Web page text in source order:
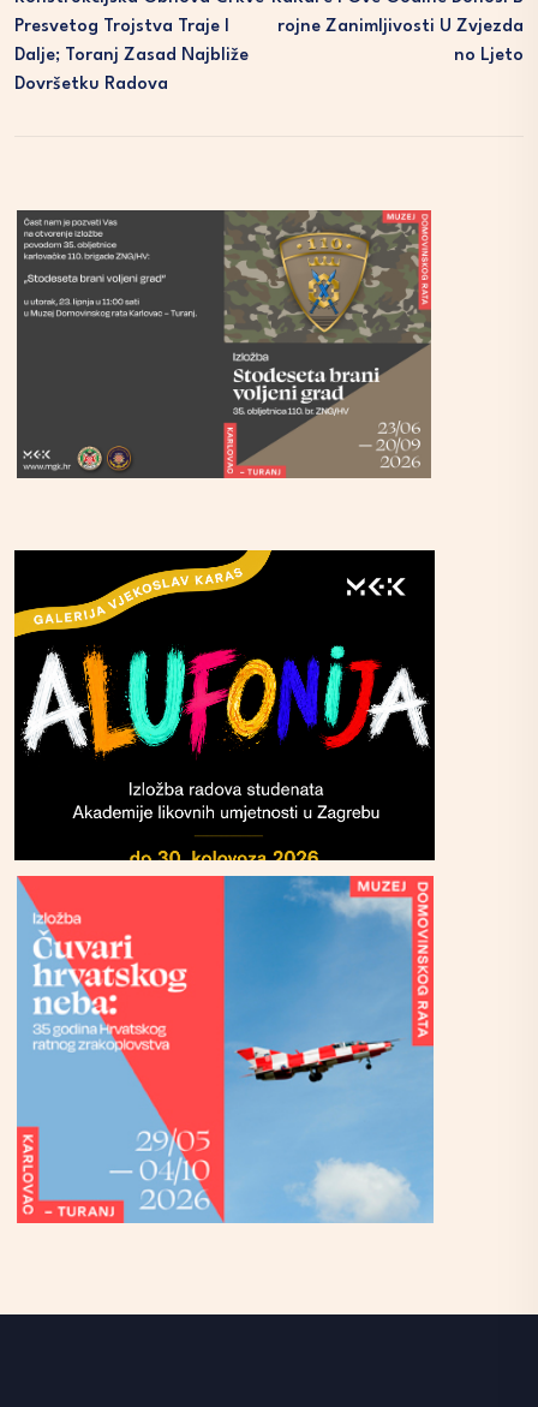
Presvetog Trojstva Traje I
Dalje; Toranj Zasad Najbliže
Dovršetku Radova
Rojne Zanimljivosti U Zvjezda
No Ljeto